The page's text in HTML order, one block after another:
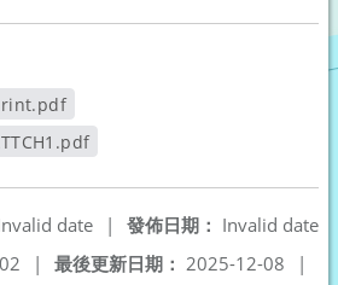
窗
發佈日期： Invalid date
date
|
最後更新日期： 2025-12-08 |
|